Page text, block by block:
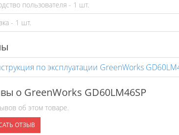
пользователя - 1 шт.
- 1 шт.
по эксплуатации GreenWorks
о GreenWorks GD60LM46SP
об этом товаре.
ОТЗЫВ